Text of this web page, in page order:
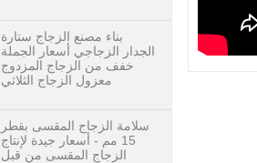
الجدار الزجاجي أسعار الجملة
خفف من الزجاج المزدوج
معزول الزجاج الثلاثي
15 مم - أسعار جيدة لإنتاج
الزجاج المقسى من قبل
مصنع زجاج البناء المحترف